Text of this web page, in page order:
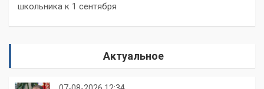
школьника к 1 сентября
Актуальное